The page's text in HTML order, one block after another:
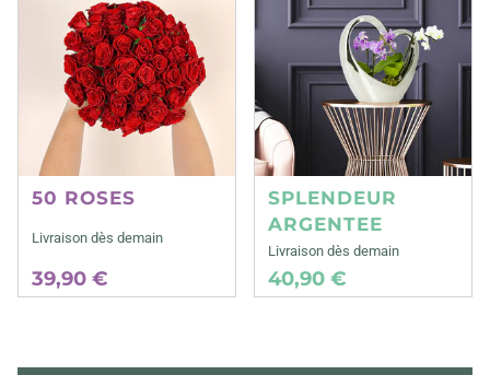
50 ROSES
Livraison dès demain
39,90 €
SPLENDEUR
ARGENTEE
Livraison dès demain
40,90 €